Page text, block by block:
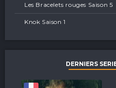
Les Bracelets rouges Saison 5
Knok Saison 1
DERNIERS